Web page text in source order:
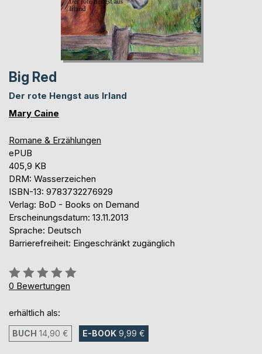
Big Red
Der rote Hengst aus Irland
Mary Caine
Romane & Erzählungen
ePUB
405,9 KB
DRM: Wasserzeichen
ISBN-13: 9783732276929
Verlag: BoD - Books on Demand
Erscheinungsdatum: 13.11.2013
Sprache: Deutsch
Barrierefreiheit: Eingeschränkt zugänglich
Bewertung::
0%
0 Bewertungen
erhältlich als:
BUCH 14,90 € E-BOOK 9,99 €